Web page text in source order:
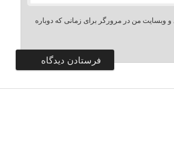
و وبسایت من در مرورگر برای زمانی که دوباره